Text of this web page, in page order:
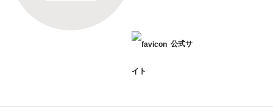
公式サ
イト